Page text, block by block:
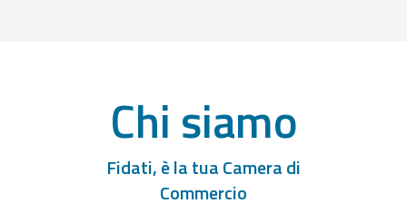
Chi siamo
Fidati, è la tua Camera di
Commercio